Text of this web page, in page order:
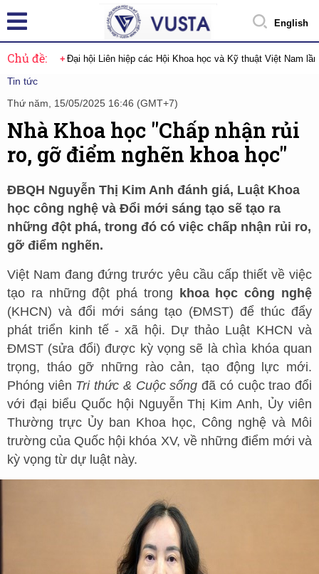
English
Chủ đề: Đại hội Liên hiệp các Hội Khoa học và Kỹ thuật Việt Nam
Tin tức
Thứ năm, 15/05/2025 16:46 (GMT+7)
Nhà Khoa học "Chấp nhận rủi
ro, gỡ điểm nghẽn khoa học"
ĐBQH Nguyễn Thị Kim Anh đánh giá, Luật Khoa
học công nghệ và Đổi mới sáng tạo sẽ tạo ra
những đột phá, trong đó có việc chấp nhận rủi ro,
gỡ điểm nghẽn.
Việt Nam đang đứng trước yêu cầu cấp thiết về việc
tạo ra những đột phá trong
khoa học công nghệ
(KHCN) và đổi mới sáng tạo (ĐMST) để thúc đẩy
phát triển kinh tế - xã hội. Dự thảo Luật KHCN và
ĐMST (sửa đổi) được kỳ vọng sẽ là chìa khóa quan
trọng, tháo gỡ những rào cản, tạo động lực mới.
Phóng viên Tri thức & Cuộc sống đã có cuộc trao đổi
với đại biểu Quốc hội Nguyễn Thị Kim Anh, Ủy viên
Thường trực Ủy ban Khoa học, Công nghệ và Môi
trường của Quốc hội khóa XV, về những điểm mới và
kỳ vọng từ dự luật này.